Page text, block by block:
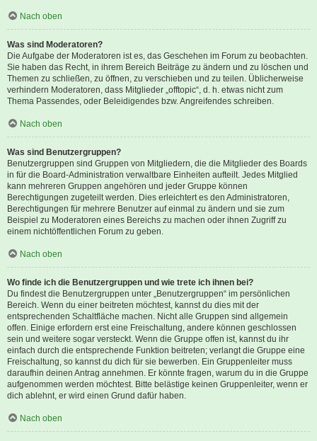
Nach oben
Was sind Moderatoren?
Die Aufgabe der Moderatoren ist es, das Geschehen im Forum zu beobachten.
Sie haben das Recht, in ihrem Bereich Beiträge zu ändern und zu löschen und
Themen zu schließen, zu öffnen, zu verschieben und zu teilen. Üblicherweise
verhindern Moderatoren, dass Mitglieder „offtopic“, d. h. etwas nicht zum
Thema Passendes, oder Beleidigendes bzw. Angreifendes schreiben.
Nach oben
Was sind Benutzergruppen?
Benutzergruppen sind Gruppen von Mitgliedern, die die Mitglieder des Boards
in für die Board-Administration verwaltbare Einheiten aufteilt. Jedes Mitglied
kann mehreren Gruppen angehören und jeder Gruppe können
Berechtigungen zugeteilt werden. Dies erleichtert es den Administratoren,
Berechtigungen für mehrere Benutzer auf einmal zu ändern und sie zum
Beispiel zu Moderatoren eines Bereichs zu machen oder ihnen Zugriff zu
einem nichtöffentlichen Forum zu geben.
Nach oben
Wo finde ich die Benutzergruppen und wie trete ich ihnen bei?
Du findest die Benutzergruppen unter „Benutzergruppen“ im persönlichen
Bereich. Wenn du einer beitreten möchtest, kannst du dies mit der
entsprechenden Schaltfläche machen. Nicht alle Gruppen sind allgemein
offen. Einige erfordern erst eine Freischaltung, andere können geschlossen
sein und weitere sogar versteckt. Wenn die Gruppe offen ist, kannst du ihr
einfach durch die entsprechende Funktion beitreten; verlangt die Gruppe eine
Freischaltung, so kannst du dich für sie bewerben. Ein Gruppenleiter muss
daraufhin deinen Antrag annehmen. Er könnte fragen, warum du in die Gruppe
aufgenommen werden möchtest. Bitte belästige keinen Gruppenleiter, wenn er
dich ablehnt, er wird einen Grund dafür haben.
Nach oben